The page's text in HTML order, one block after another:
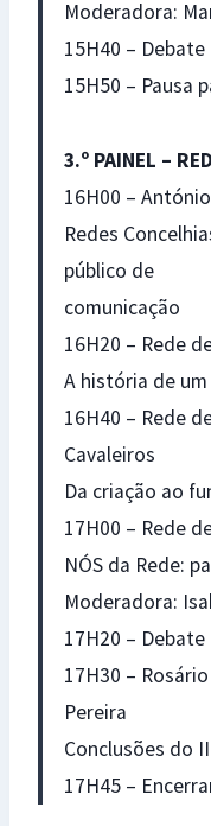
Moderadora:
15H40 – Debate
15H50 – Pausa
3.º PAINEL –
16H00 –
Redes
público de
comunicação
16H20 – Rede
A história de
16H40 – Rede
Cavaleiros
Da criação ao
17H00 – Rede
NÓS da Rede:
Moderadora:
17H20 – Debate
17H30 –
Pereira
Conclusões do
17H45 –